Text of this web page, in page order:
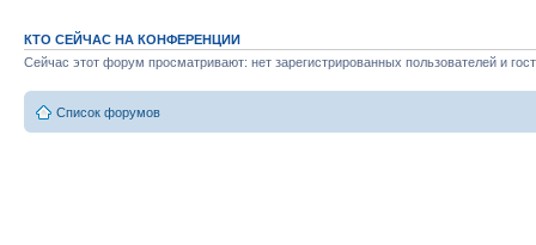
КТО СЕЙЧАС НА КОНФЕРЕНЦИИ
Сейчас этот форум просматривают: нет зарегистрированных пользователей и
Список форумов